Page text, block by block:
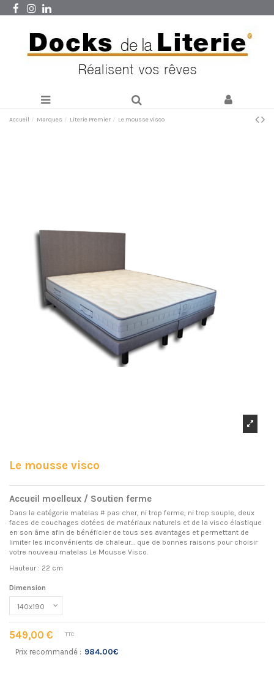
Accueil Marques Literie Premier Le mousse visco
Le mousse visco
Accueil moelleux / Soutien ferme
Dans la catégorie matelas # pas cher, ni trop ferme, ni trop souple, deux
faces de couchages dotées de matériaux naturels et de la visco élastique
en son âme afin de bénéficier de tous ses avantages et permettant de
limiter les inconvénients de chaleur… que de bonnes raisons pour choisir
votre nouveau matelas Le Mousse Visco.
Hauteur : 22 cm
Dimension
549,00 € TTC
Prix recommandé : 984.00€